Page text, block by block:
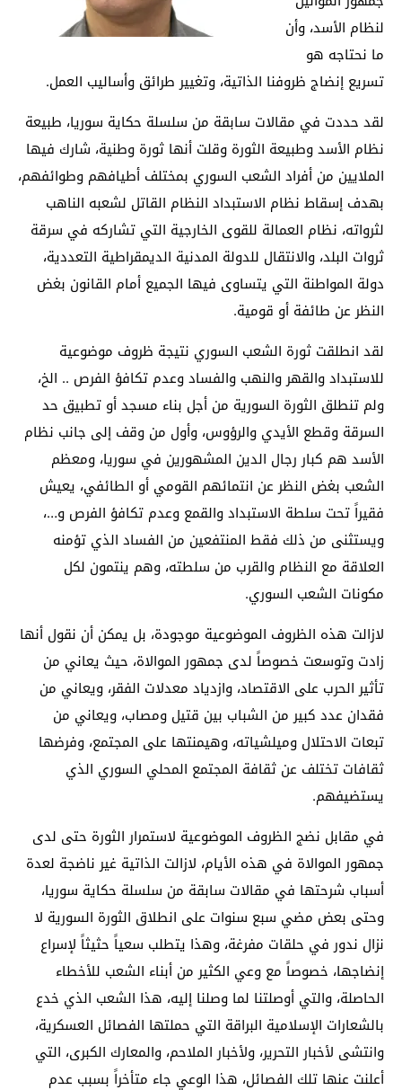
لنظام الأسد، وأن
ما نحتاجه هو
تسريع إنضاج ظروفنا الذاتية، وتغيير طرائق وأساليب العمل.
لقد حددت في مقالات سابقة من سلسلة حكاية سوريا، طبيعة
نظام الأسد وطبيعة الثورة وقلت أنها ثورة وطنية، شارك فيها
الملايين من أفراد الشعب السوري بمختلف أطيافهم وطوائفهم،
بهدف إسقاط نظام الاستبداد النظام القاتل لشعبه الناهب
لثرواته، نظام العمالة للقوى الخارجية التي تشاركه في سرقة
ثروات البلد، والانتقال للدولة المدنية الديمقراطية التعددية،
دولة المواطنة التي يتساوى فيها الجميع أمام القانون بغض
النظر عن طائفة أو قومية.
لقد انطلقت ثورة الشعب السوري نتيجة ظروف موضوعية
للاستبداد والقهر والنهب والفساد وعدم تكافؤ الفرص .. الخ،
ولم تنطلق الثورة السورية من أجل بناء مسجد أو تطبيق حد
السرقة وقطع الأيدي والرؤوس، وأول من وقف إلى جانب نظام
الأسد هم كبار رجال الدين المشهورين في سوريا، ومعظم
الشعب بغض النظر عن انتمائهم القومي أو الطائفي، يعيش
فقيراً تحت سلطة الاستبداد والقمع وعدم تكافؤ الفرص و…،
ويستثنى من ذلك فقط المنتفعين من الفساد الذي تؤمنه
العلاقة مع النظام والقرب من سلطته، وهم ينتمون لكل
مكونات الشعب السوري.
لازالت هذه الظروف الموضوعية موجودة، بل يمكن أن نقول أنها
زادت وتوسعت خصوصاً لدى جمهور الموالاة، حيث يعاني من
تأثير الحرب على الاقتصاد، وازدياد معدلات الفقر، ويعاني من
فقدان عدد كبير من الشباب بين قتيل ومصاب، ويعاني من
تبعات الاحتلال وميلشياته، وهيمنتها على المجتمع، وفرضها
ثقافات تختلف عن ثقافة المجتمع المحلي السوري الذي
يستضيفهم.
في مقابل نضج الظروف الموضوعية لاستمرار الثورة حتى لدى
جمهور الموالاة في هذه الأيام، لازالت الذاتية غير ناضجة لعدة
أسباب شرحتها في مقالات سابقة من سلسلة حكاية سوريا،
وحتى بعض مضي سبع سنوات على انطلاق الثورة السورية لا
نزال ندور في حلقات مفرغة، وهذا يتطلب سعياً حثيثاً لإسراع
إنضاجها، خصوصاً مع وعي الكثير من أبناء الشعب للأخطاء
الحاصلة، والتي أوصلتنا لما وصلنا إليه، هذا الشعب الذي خدع
بالشعارات الإسلامية البراقة التي حملتها الفصائل العسكرية،
وانتشى لأخبار التحرير، ولأخبار الملاحم، والمعارك الكبرى، التي
أعلنت عنها تلك الفصائل، هذا الوعي جاء متأخراً بسبب عدم